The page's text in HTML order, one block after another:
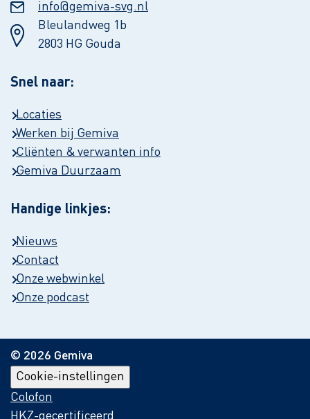
info@gemiva-svg.nl
Bleulandweg 1b
2803 HG Gouda
Snel naar:
Locaties
Werken bij Gemiva
Cliënten & verwanten info
Gemiva Duurzaam
Handige linkjes:
Nieuws
Contact
Onze webwinkel
Onze podcast
© 2026 Gemiva
Cookie-instellingen
Colofon
HKZ-gecertificeerd